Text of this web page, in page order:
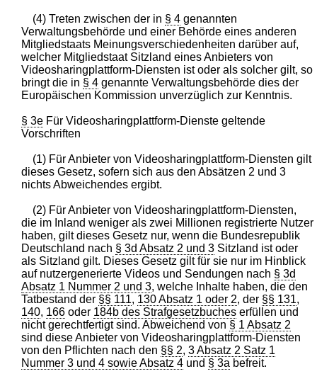
(4) Treten zwischen der in § 4 genannten
Verwaltungsbehörde und einer Behörde eines anderen
Mitgliedstaats Meinungsverschiedenheiten darüber auf,
welcher Mitgliedstaat Sitzland eines Anbieters von
Videosharingplattform-Diensten ist oder als solcher gilt, so
bringt die in § 4 genannte Verwaltungsbehörde dies der
Europäischen Kommission unverzüglich zur Kenntnis.
§ 3e Für Videosharingplattform-Dienste geltende
Vorschriften
(1) Für Anbieter von Videosharingplattform-Diensten gilt
dieses Gesetz, sofern sich aus den Absätzen 2 und 3
nichts Abweichendes ergibt.
(2) Für Anbieter von Videosharingplattform-Diensten,
die im Inland weniger als zwei Millionen registrierte Nutzer
haben, gilt dieses Gesetz nur, wenn die Bundesrepublik
Deutschland nach § 3d Absatz 2 und 3 Sitzland ist oder
als Sitzland gilt. Dieses Gesetz gilt für sie nur im Hinblick
auf nutzergenerierte Videos und Sendungen nach § 3d
Absatz 1 Nummer 2 und 3, welche Inhalte haben, die den
Tatbestand der §§ 111, 130 Absatz 1 oder 2, der §§ 131,
140, 166 oder 184b des Strafgesetzbuches erfüllen und
nicht gerechtfertigt sind. Abweichend von § 1 Absatz 2
sind diese Anbieter von Videosharingplattform-Diensten
von den Pflichten nach den §§ 2,3 Absatz 2 Satz 1
Nummer 3 und 4 sowie Absatz 4 und § 3a befreit.